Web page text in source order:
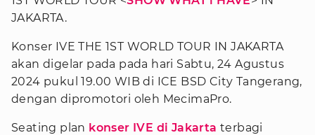
JAKARTA.
Konser IVE THE 1ST WORLD TOUR IN JAKARTA
akan digelar pada pada hari Sabtu, 24 Agustus
2024 pukul 19.00 WIB di ICE BSD City Tangerang,
dengan dipromotori oleh MecimaPro.
Seating plan konser IVE di Jakarta terbagi